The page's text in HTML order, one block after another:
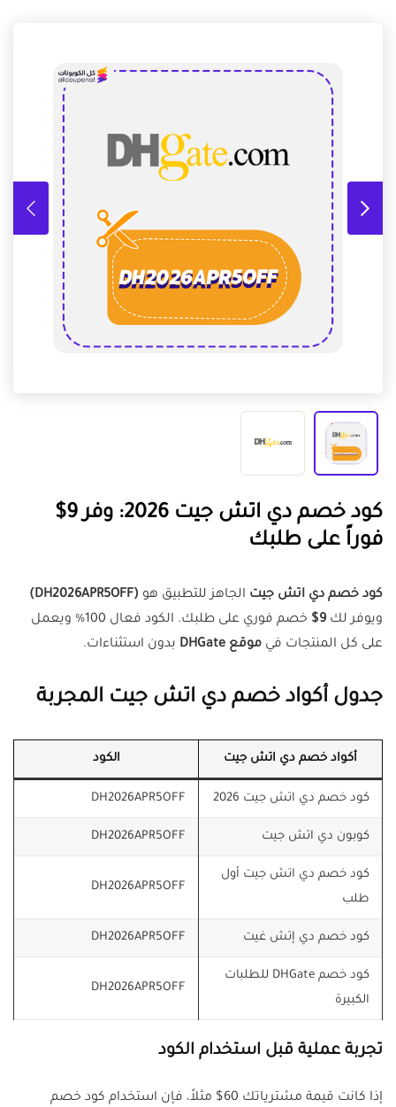
كود خصم دي اتش جيت 2026: وفر 9$
فوراً على طلبك
كود خصم دي اتش جيت الجاهز للتطبيق هو (DH2026APR5OFF)
ويوفر لك 9$
خصم فوري على طلبك. الكود فعال 100% ويعمل
على كل المنتجات في موقع DHGate بدون استثناءات.
جدول أكواد خصم دي اتش جيت المجربة
أكواد خصم دي اتش جيت الكود
كود خصم دي اتش جيت 2026 DH2026APR5OFF
كوبون دي اتش جيت DH2026APR5OFF
كود خصم دي اتش جيت أول
طلب
DH2026APR5OFF
كود خصم دي إتش غيت DH2026APR5OFF
كود خصم DHGate للطلبات
الكبيرة
DH2026APR5OFF
تجربة عملية قبل استخدام الكود
إذا كانت قيمة مشترياتك 60$ مثلاً، فإن استخدام كود خصم